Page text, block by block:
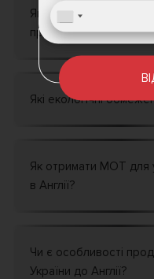
Які податки чи збори
продажі автомобіля в
Які екологічні
Як отримати MOT для
в Англії?
Чи є особливості
України до Англії?